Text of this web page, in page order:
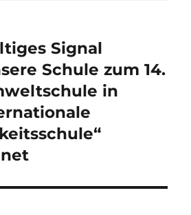
Signal
Schule zum 14.
in